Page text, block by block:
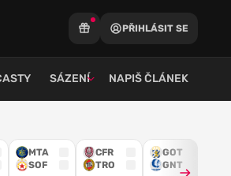
PŘIHLÁSIT SE
SÁZENÍ NAPIŠ ČLÁNEK
MTA
SOF
CFR
TRO
GOT
GNT